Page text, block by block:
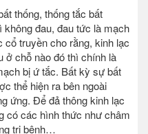
thống, thống tắc bất
không đau, đau tức là mạch
cổ truyền cho rằng, kinh lạc
ở chỗ nào đó thì chính là
bị ứ tắc. Bất kỳ sự bất
thể hiện ra bên ngoài
ứng. Để đả thông kinh lạc
có các hình thức như châm
trị bệnh…